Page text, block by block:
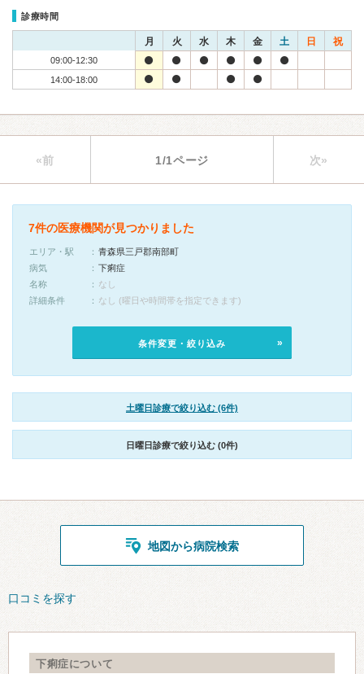
診療時間
月 火 水 木 金 土 日 祝
09:00-12:30
14:00-18:00
«前 1/1ページ 次»
7件の医療機関が見つかりました
エリア・駅
青森県三戸郡南部町
病気
下痢症
名称
なし
詳細条件
なし (曜日や時間帯を指定できます)
条件変更・絞り込み
土曜日診療で絞り込む (6件)
日曜日診療で絞り込む (0件)
地図から病院検索
口コミを探す
下痢症について